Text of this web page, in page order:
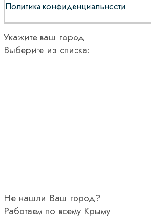
Политика конфиденциальности
Укажите ваш город
Выберите из списка:
Не нашли Ваш город?
Работаем по всему Крыму